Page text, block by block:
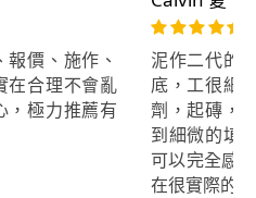
價、施作、
在合理不會亂
，極力推薦有
泥作二代的
底，工很細
劑，起磚，
到細微的填
可以完全感
在很實際的